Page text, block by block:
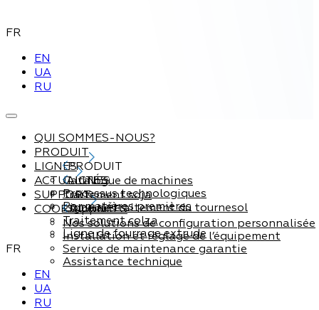
FR
EN
UA
RU
QUI SOMMES-NOUS?
PRODUIT
PRODUIT
Catalogue de machines
Processus technologiques
Par matières premières
LIGNES
LIGNES
Traitement soja
Ligne de traitement du tournesol
Traitement colza
Ligne de fourrage extrude
ACTUALITÉS
SUPPORT
Support
Nos solutions de configuration personnalisée
Installation et réglage de l’équipement
Service de maintenance garantie
Assistance technique
COORDONNÉES
FR
EN
UA
RU